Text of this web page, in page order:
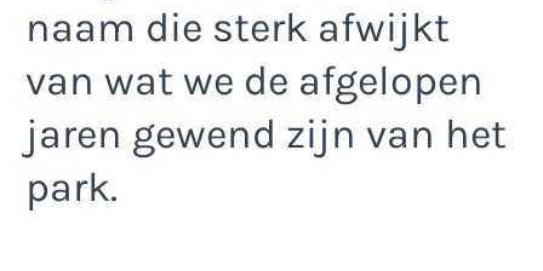
naam die sterk afwijkt
van wat we de afgelopen
jaren gewend zijn van het
park.